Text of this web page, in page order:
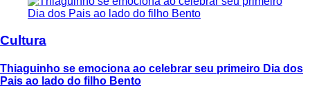
Cultura
Thiaguinho se emociona ao celebrar seu primeiro Dia dos
Pais ao lado do filho Bento